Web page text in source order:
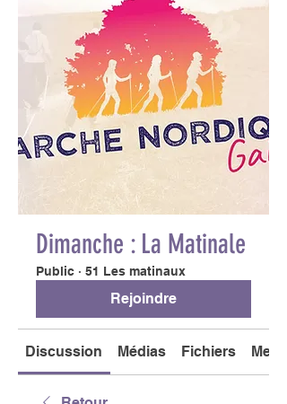
Dimanche : La Matinale
Public · 51 Les matinaux
Rejoindre
Discussion Médias Fichiers